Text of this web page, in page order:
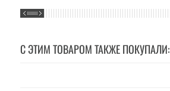
С ЭТИМ ТОВАРОМ ТАКЖЕ ПОКУПАЛИ: